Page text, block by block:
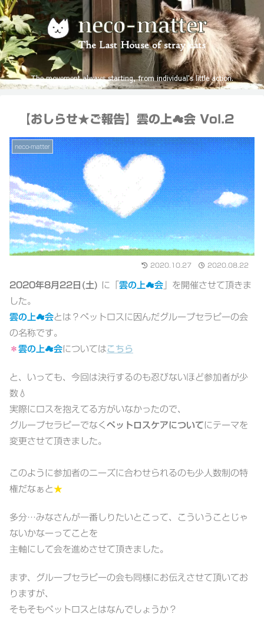
The movement always starting, from individual's little action.
【おしらせ★ご報告】雲の上☁会 Vol.2
neco-matter
2020.10.27 2020.08.22
2020年8月22日(土) に「 雲の上☁会 」を開催させて頂きま
した。
雲の上☁会とは？ペットロスに因んだグループセラピーの会
の名称です。
＊ 雲の上☁会についてはこちら
と、いっても、今回は決行するのも忍びないほど参加者が少
数💧
実際にロスを抱えてる方がいなかったので、
グループセラピーでなく ペットロスケアについてにテーマを
変更させて頂きました。
このように参加者のニーズに合わせられるのも少人数制の特
権だなぁと★
多分…みなさんが一番しりたいとこって、こういうことじゃ
ないかなーってことを
主軸にして会を進めさせて頂きました。
まず、グループセラピーの会も同様にお伝えさせて頂いてお
りますが、
そもそもペットロスとはなんでしょうか？